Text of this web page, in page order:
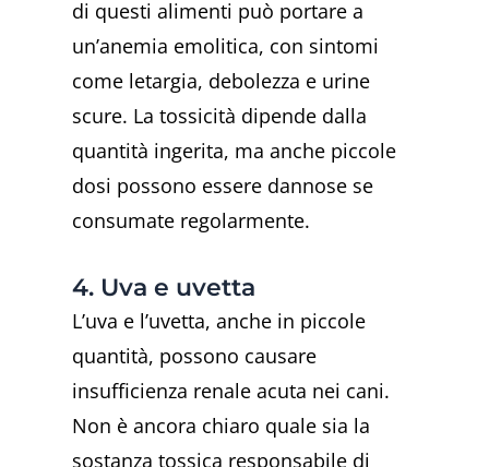
di questi alimenti può portare a
un’anemia emolitica, con sintomi
come letargia, debolezza e urine
scure. La tossicità dipende dalla
quantità ingerita, ma anche piccole
dosi possono essere dannose se
consumate regolarmente.
4. Uva e uvetta
L’uva e l’uvetta, anche in piccole
quantità, possono causare
insufficienza renale acuta nei cani.
Non è ancora chiaro quale sia la
sostanza tossica responsabile di